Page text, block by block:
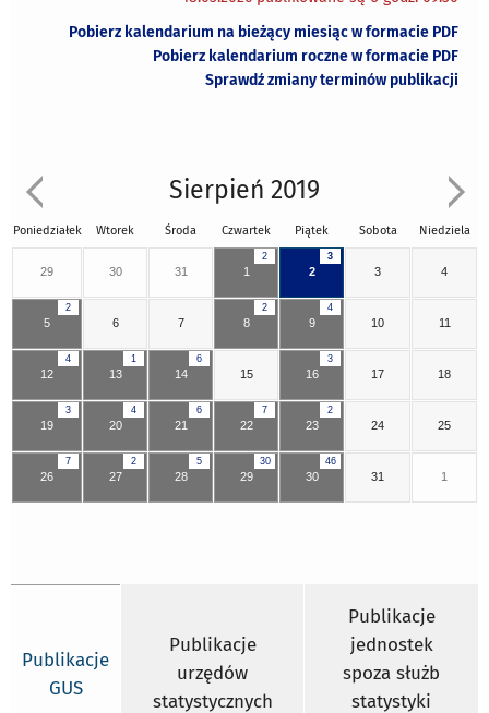
Pobierz kalendarium na bieżący miesiąc w formacie PDF
Pobierz kalendarium roczne w formacie PDF
Sprawdź zmiany terminów publikacji
Sierpień 2019
Poniedziałek Wtorek Środa Czwartek Piątek Sobota Niedziela
29 30 31
2
1
3
2 3 4
2
5 6 7
2
8
4
9 10 11
4
12
1
13
6
14 15
3
16 17 18
3
19
4
20
6
21
7
22
2
23 24 25
7
26
2
27
5
28
30
29
46
30 31 1
Publikacje
GUS
Publikacje
urzędów
statystycznych
Publikacje
jednostek
spoza służb
statystyki